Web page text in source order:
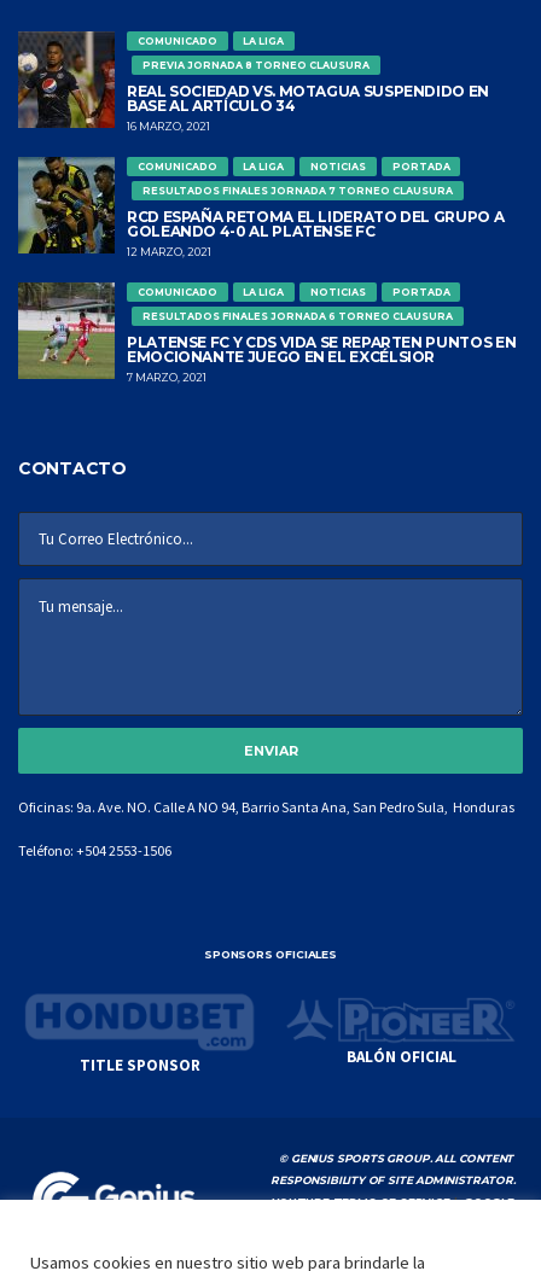
COMUNICADO
LA LIGA
PREVIA JORNADA 8 TORNEO CLAUSURA
REAL SOCIEDAD VS. MOTAGUA SUSPENDIDO EN
BASE AL ARTÍCULO 34
16 MARZO, 2021
COMUNICADO LA LIGA NOTICIAS
PORTADA
RESULTADOS FINALES JORNADA 7 TORNEO CLAUSURA
RCD ESPAÑA RETOMA EL LIDERATO DEL GRUPO A
GOLEANDO 4-0 AL PLATENSE FC
12 MARZO, 2021
COMUNICADO LA LIGA NOTICIAS
PORTADA
RESULTADOS FINALES JORNADA 6 TORNEO CLAUSURA
PLATENSE FC Y CDS VIDA SE REPARTEN PUNTOS EN
EMOCIONANTE JUEGO EN EL EXCÉLSIOR
7 MARZO, 2021
CONTACTO
Oficinas: 9a. Ave. NO. Calle A NO 94, Barrio Santa Ana, San Pedro Sula, Honduras
Teléfono: +504 2553-1506
SPONSORS OFICIALES
TITLE SPONSOR BALÓN OFICIAL
© GENIUS SPORTS GROUP. ALL CONTENT
RESPONSIBILITY OF SITE ADMINISTRATOR.
YOUTUBE TERMS OF SERVICE|GOOGLE
Usamos cookies en nuestro sitio web para brindarle la